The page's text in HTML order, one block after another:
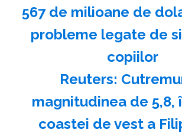
567 de milioane de
probleme legate de
copiilor
Reuters:
magnitudinea de 5,8,
coastei de vest a